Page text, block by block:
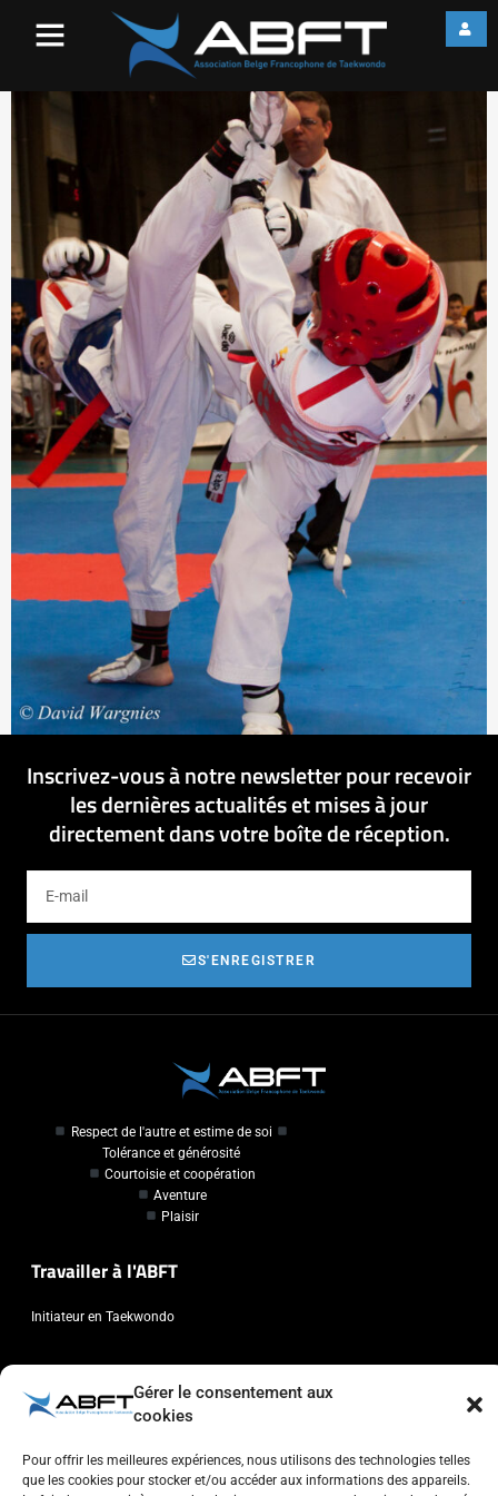
Gérer le consentement aux
cookies
Pour offrir les meilleures expériences, nous utilisons des technologies telles
que les cookies pour stocker et/ou accéder aux informations des appareils.
Inscrivez-vous à notre newsletter pour recevoir
les dernières actualités et mises à jour
directement dans votre boîte de réception.
S'ENREGISTRER
Respect de l'autre et estime de soi
Tolérance et générosité
Courtoisie et coopération
Aventure
Plaisir
Travailler à l'ABFT
Initiateur en Taekwondo
Contact
Association Belge Francophone de Taekwondo
info@abft.be